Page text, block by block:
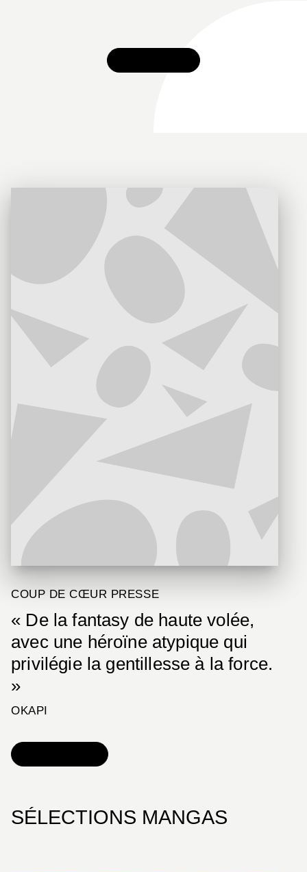
COUP DE CŒUR PRESSE
« De la fantasy de haute volée,
avec une héroïne atypique qui
privilégie la gentillesse à la force.
»
OKAPI
SÉLECTIONS MANGAS